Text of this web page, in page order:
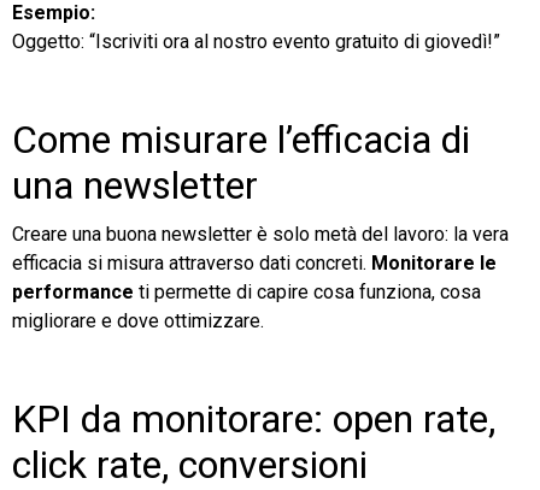
Esempio:
Oggetto: “Iscriviti ora al nostro evento gratuito di giovedì!”
Come misurare l’efficacia di
una newsletter
Creare una buona newsletter è solo metà del lavoro: la vera
efficacia si misura attraverso dati concreti. Monitorare le
performance ti permette di capire cosa funziona, cosa
migliorare e dove ottimizzare.
KPI da monitorare: open rate,
click rate, conversioni